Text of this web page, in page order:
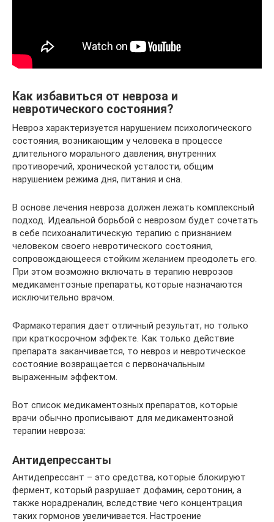
Как избавиться от невроза и
невротического состояния?
Невроз характеризуется нарушением психологического
состояния, возникающим у человека в процессе
длительного морального давления, внутренних
противоречий, хронической усталости, общим
нарушением режима дня, питания и сна.
В основе лечения невроза должен лежать комплексный
подход. Идеальной борьбой с неврозом будет сочетать
в себе психоаналитическую терапию с признанием
человеком своего невротического состояния,
сопровождающееся стойким желанием преодолеть его.
При этом возможно включать в терапию неврозов
медикаментозные препараты, которые назначаются
исключительно врачом.
Фармакотерапия дает отличный результат, но только
при краткосрочном эффекте. Как только действие
препарата заканчивается, то невроз и невротическое
состояние возвращается с первоначальным
выраженным эффектом.
Вот список медикаментозных препаратов, которые
врачи обычно прописывают для медикаментозной
терапии невроза:
Антидепрессанты
Антидепрессант – это средства, которые блокируют
фермент, который разрушает дофамин, серотонин, а
также норадреналин, вследствие чего концентрация
таких гормонов увеличивается. Настроение